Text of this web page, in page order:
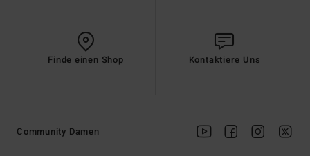
Finde einen Shop Kontaktiere Uns
Community Damen